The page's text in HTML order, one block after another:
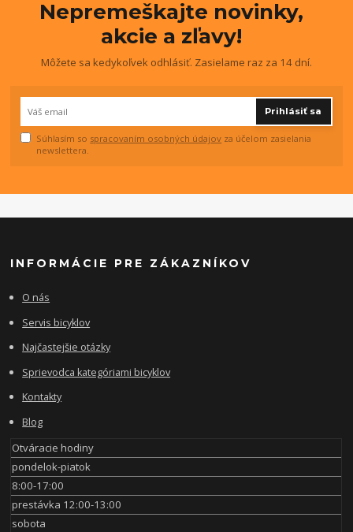
Nepremeškajte novinky,
akcie a zľavy!
Môžete sa kedykoľvek odhlásiť. Zasielame raz za 14 dní.
Prihlásiť sa
Súhlasím so spracovaním osobných údajov za účelom zasielania
newslettera.
INFORMÁCIE PRE ZÁKAZNÍKOV
O nás
Servis bicyklov
Najčastejšie otázky
Sprievodca kategóriami bicyklov
Kontakty
Blog
Otváracie hodiny
pondelok-piatok
8:00-17:00
prestávka 12:00-13:00
sobota